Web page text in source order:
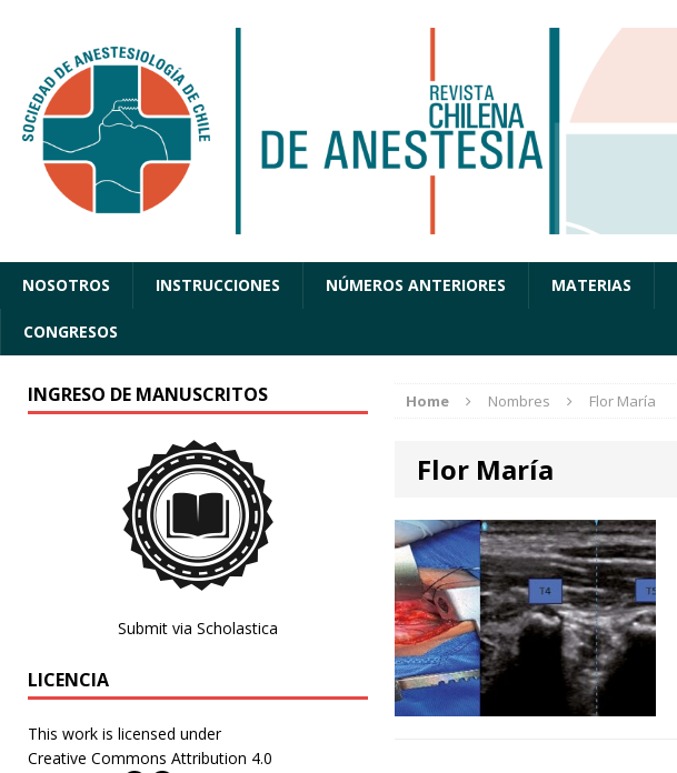
NOSOTROS INSTRUCCIONES NÚMEROS ANTERIORES MATERIAS
CONGRESOS
Home Nombres Flor María
Flor María
INGRESO DE MANUSCRITOS
Submit via Scholastica
LICENCIA
This work is licensed under
Creative Commons Attribution 4.0